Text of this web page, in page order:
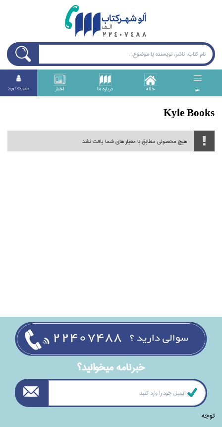
منو خانه درباره ما اخبار عضويت / ورود
Kyle Books
هیچ محصولی مطابق با معیار های شما یافت نشد
خبرنامه ميخوانيد؟
توجه